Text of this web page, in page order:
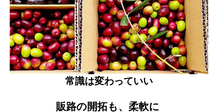
常識は変わっていい
販路の開拓も、柔軟に